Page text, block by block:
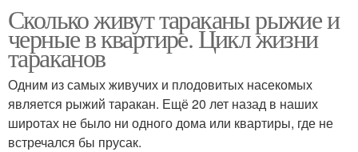
Сколько живут тараканы рыжие и
черные в квартире. Цикл жизни
тараканов
Одним из самых живучих и плодовитых насекомых
является рыжий таракан. Ещё 20 лет назад в наших
широтах не было ни одного дома или квартиры, где не
встречался бы прусак.